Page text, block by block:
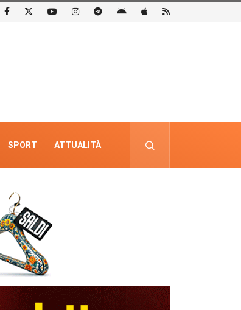
SPORT ATTUALITÀ
PUBBLICITÀ ELETTORALE